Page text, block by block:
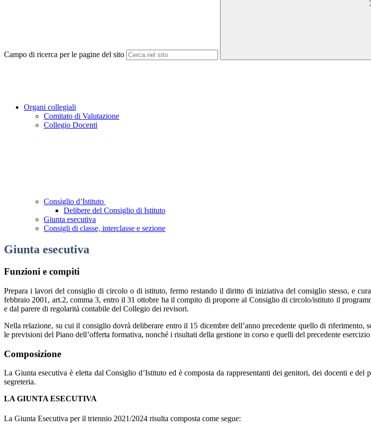
Campo di ricerca per le pagine del sito
Organi collegiali
Comitato di Valutazione
Collegio Docenti
Consiglio d’Istituto
Delibere del Consiglio di Istituto
Giunta esecutiva
Consigli di classe, interclasse e sezione
Giunta esecutiva
Funzioni e compiti
Prepara i lavori del consiglio di circolo o di istituto, fermo restando il diritto di iniziativa del consiglio stesso, e
febbraio 2001, art.2, comma 3, entro il 31 ottobre ha il compito di proporre al Consiglio di circolo/istituto il
e dal parere di regolarità contabile del Collegio dei revisori.
Nella relazione, su cui il consiglio dovrà deliberare entro il 15 dicembre dell’anno precedente quello di
le previsioni del Piano dell’offerta formativa, nonché i risultati della gestione in corso e quelli del precedente
Composizione
La Giunta esecutiva è eletta dal Consiglio d’Istituto ed è composta da rappresentanti dei genitori, dei docenti e
segreteria.
LA GIUNTA ESECUTIVA
La Giunta Esecutiva per il triennio 2021/2024 risulta composta come segue: